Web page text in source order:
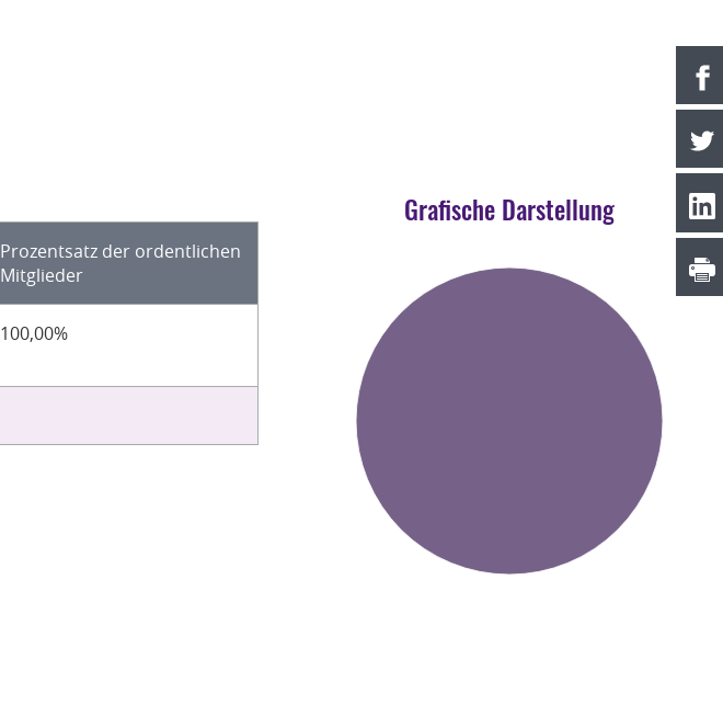
Prozentsatz der ordentlichen
Mitglieder
100,00%
Grafische Darstellung